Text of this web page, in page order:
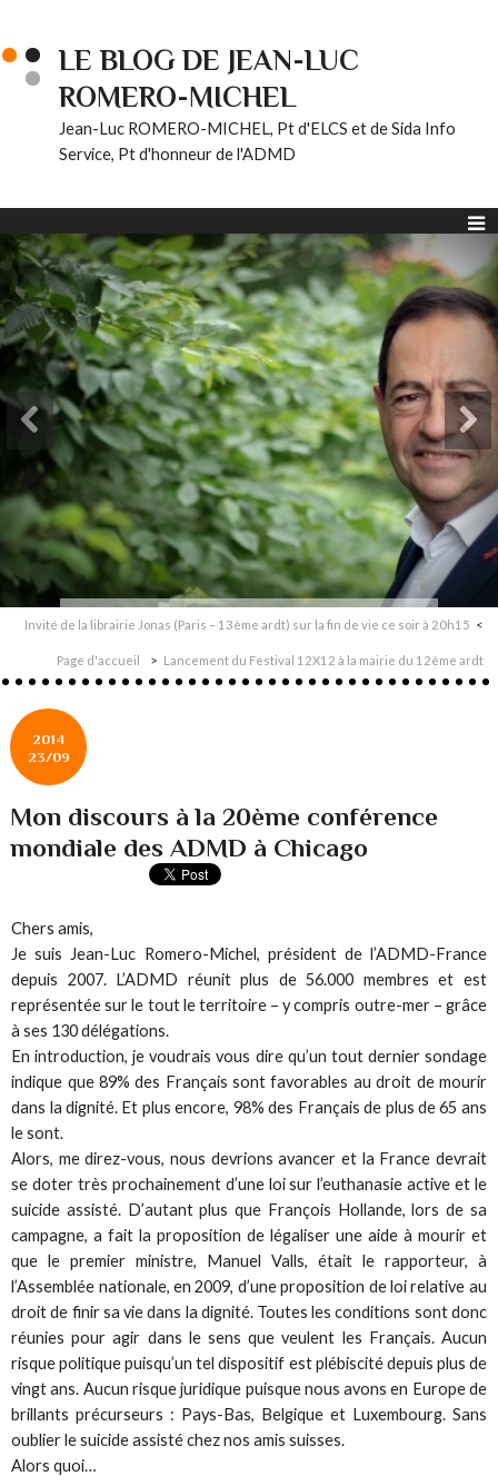
LE BLOG DE JEAN-LUC
ROMERO-MICHEL
Jean-Luc ROMERO-MICHEL, Pt d'ELCS et de Sida Info
Service, Pt d'honneur de l'ADMD
Invité de la librairie Jonas (Paris – 13ème ardt) sur la fin de vie ce soir à 20h15
Page d'accueil Lancement du Festival 12X12 à la mairie du 12ème ardt
2014
23/09
Mon discours à la 20ème conférence
mondiale des ADMD à Chicago
Chers amis,
Je suis Jean-Luc Romero-Michel, président de l’ADMD-France
depuis 2007. L’ADMD réunit plus de 56.000 membres et est
représentée sur le tout le territoire – y compris outre-mer – grâce
à ses 130 délégations.
En introduction, je voudrais vous dire qu’un tout dernier sondage
indique que 89% des Français sont favorables au droit de mourir
dans la dignité. Et plus encore, 98% des Français de plus de 65 ans
le sont.
Alors, me direz-vous, nous devrions avancer et la France devrait
se doter très prochainement d’une loi sur l’euthanasie active et le
suicide assisté. D’autant plus que François Hollande, lors de sa
campagne, a fait la proposition de légaliser une aide à mourir et
que le premier ministre, Manuel Valls, était le rapporteur, à
l’Assemblée nationale, en 2009, d’une proposition de loi relative au
droit de finir sa vie dans la dignité. Toutes les conditions sont donc
réunies pour agir dans le sens que veulent les Français. Aucun
risque politique puisqu’un tel dispositif est plébiscité depuis plus de
vingt ans. Aucun risque juridique puisque nous avons en Europe de
brillants précurseurs : Pays-Bas, Belgique et Luxembourg. Sans
oublier le suicide assisté chez nos amis suisses.
Alors quoi…